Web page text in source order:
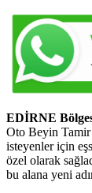
EDİRNE
Oto Beyin
isteyenler için
özel olarak
bu alana yeni